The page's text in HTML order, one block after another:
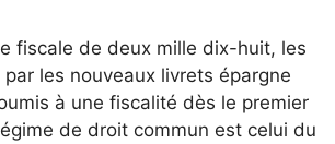
fiscale de deux mille dix-huit, les
les nouveaux livrets épargne
à une fiscalité dès le premier
de droit commun est celui du